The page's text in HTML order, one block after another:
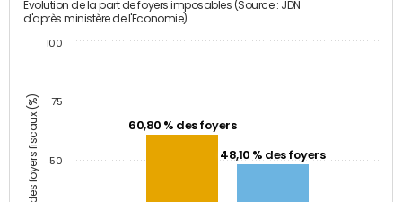
Part des foyers fiscaux (%)
Evolution de la part de foyers imposables (Source : JDN
d'après ministère de l'Economie)
60,80 % des foyers
48,10 % des foyers
50
75
100